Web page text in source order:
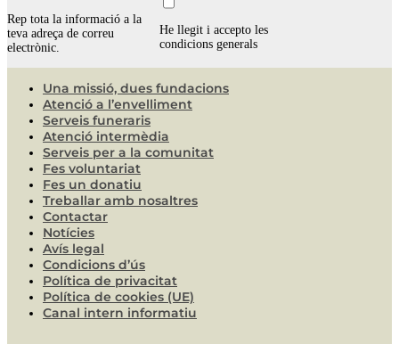
Rep tota la informació a la
teva adreça de correu
electrònic.
He llegit i accepto les
condicions generals
Una missió, dues fundacions
Atenció a l’envelliment
Serveis funeraris
Atenció intermèdia
Serveis per a la comunitat
Fes voluntariat
Fes un donatiu
Treballar amb nosaltres
Contactar
Notícies
Avís legal
Condicions d’ús
Política de privacitat
Política de cookies (UE)
Canal intern informatiu